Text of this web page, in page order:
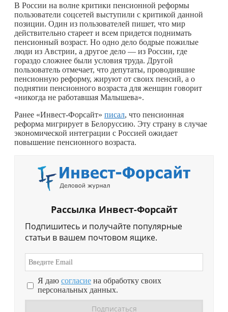
В России на волне критики пенсионной реформы
пользователи соцсетей выступили с критикой данной
позиции. Один из пользователей пишет, что мир
действительно стареет и всем придется поднимать
пенсионный возраст. Но одно дело бодрые пожилые
люди из Австрии, а другое дело — из России, где
гораздо сложнее были условия труда. Другой
пользователь отмечает, что депутаты, проводившие
пенсионную реформу, жируют от своих пенсий, а о
поднятии пенсионного возраста для женщин говорит
«никогда не работавшая Малышева».
Ранее «Инвест-Форсайт» писал, что пенсионная
реформа мигрирует в Белоруссию. Эту страну в случае
экономической интеграции с Россией ожидает
повышение пенсионного возраста.
Рассылка Инвест-Форсайт
Подпишитесь и получайте популярные
статьи в вашем почтовом ящике.
Я даю согласие на обработку своих
персональных данных.